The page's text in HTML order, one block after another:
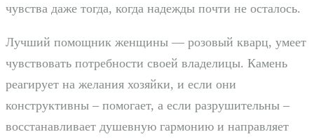
чувства даже тогда, когда надежды почти не осталось.
Лучший помощник женщины — розовый кварц, умеет
чувствовать потребности своей владелицы. Камень
реагирует на желания хозяйки, и если они
конструктивны – помогает, а если разрушительны –
восстанавливает душевную гармонию и направляет